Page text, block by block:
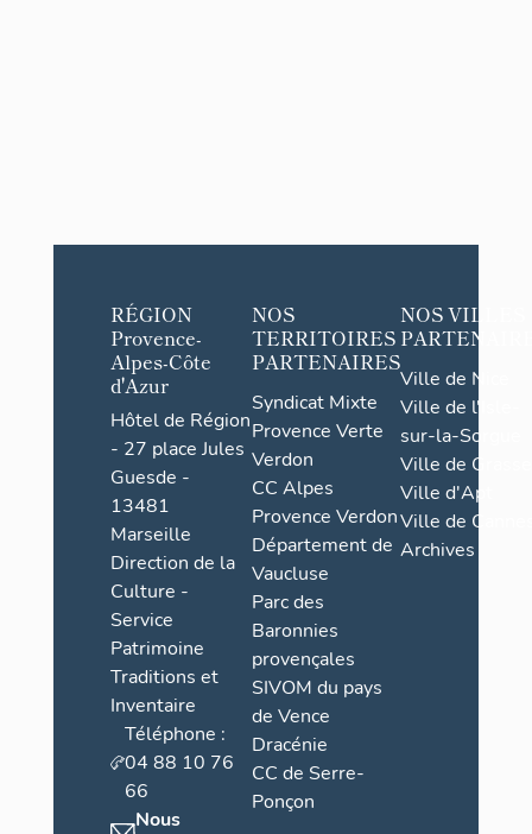
RÉGION
Provence-
Alpes-Côte
d'Azur
Hôtel de Région
- 27 place Jules
Guesde -
13481
Marseille
Direction de la
Culture -
Service
Patrimoine
Traditions et
Inventaire
Téléphone :
04 88 10 76
66
Nous
NOS
TERRITOIRES
PARTENAIRES
Syndicat Mixte
Provence Verte
Verdon
CC Alpes
Provence Verdon
Département de
Vaucluse
Parc des
Baronnies
provençales
SIVOM du pays
de Vence
Dracénie
CC de Serre-
Ponçon
NOS VILLES
Ville de Nice
Ville de l'Isle-
sur-la-Sorgue
Ville de Grasse
Ville d'Apt
Ville de
Archives